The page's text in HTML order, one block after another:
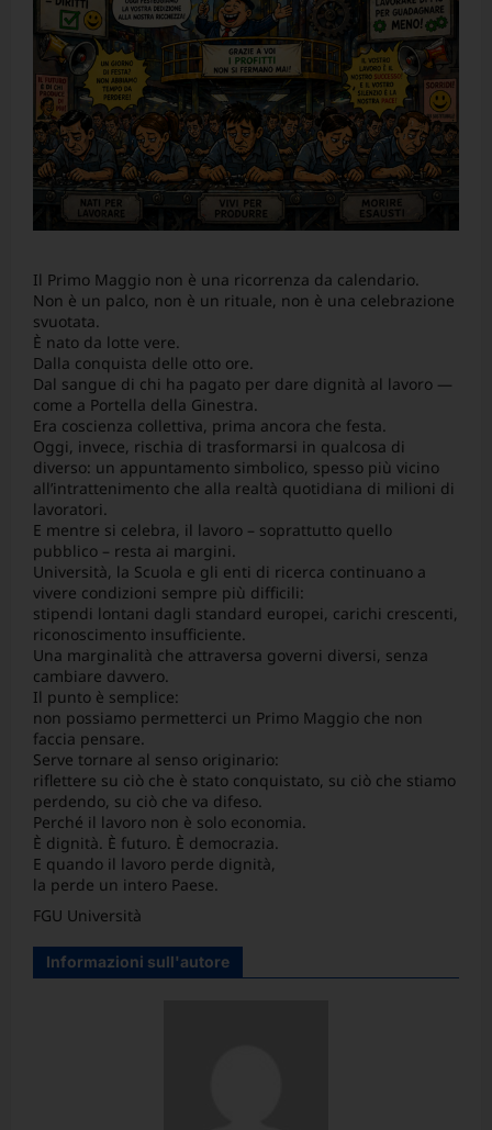
Il Primo Maggio non è una ricorrenza da calendario.
Non è un palco, non è un rituale, non è una celebrazione
svuotata.
È nato da lotte vere.
Dalla conquista delle otto ore.
Dal sangue di chi ha pagato per dare dignità al lavoro —
come a Portella della Ginestra.
Era coscienza collettiva, prima ancora che festa.
Oggi, invece, rischia di trasformarsi in qualcosa di
diverso: un appuntamento simbolico, spesso più vicino
all’intrattenimento che alla realtà quotidiana di milioni di
lavoratori.
E mentre si celebra, il lavoro – soprattutto quello
pubblico – resta ai margini.
Università, la Scuola e gli enti di ricerca continuano a
vivere condizioni sempre più difficili:
stipendi lontani dagli standard europei, carichi crescenti,
riconoscimento insufficiente.
Una marginalità che attraversa governi diversi, senza
cambiare davvero.
Il punto è semplice:
non possiamo permetterci un Primo Maggio che non
faccia pensare.
Serve tornare al senso originario:
riflettere su ciò che è stato conquistato, su ciò che stiamo
perdendo, su ciò che va difeso.
Perché il lavoro non è solo economia.
È dignità. È futuro. È democrazia.
E quando il lavoro perde dignità,
la perde un intero Paese.
FGU Università
Informazioni sull'autore